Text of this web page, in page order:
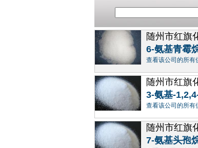
随州市红旗
6-氨基青霉
查看该公司的所有
随州市红旗
3-氨基-
查看该公司的所有
随州市红旗
7-氨基头孢